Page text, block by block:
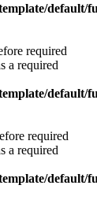
default/
required
a required
default/
required
a required
default/